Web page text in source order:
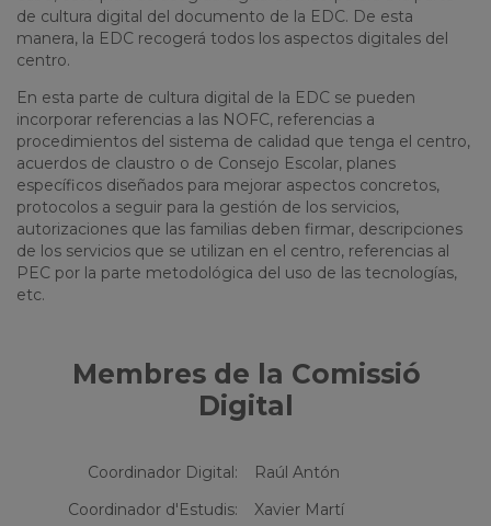
de cultura digital del documento de la EDC. De esta
manera, la EDC recogerá todos los aspectos digitales del
centro.
En esta parte de cultura digital de la EDC se pueden
incorporar referencias a las NOFC, referencias a
procedimientos del sistema de calidad que tenga el centro,
acuerdos de claustro o de Consejo Escolar, planes
específicos diseñados para mejorar aspectos concretos,
protocolos a seguir para la gestión de los servicios,
autorizaciones que las familias deben firmar, descripciones
de los servicios que se utilizan en el centro, referencias al
PEC por la parte metodológica del uso de las tecnologías,
etc.
Membres de la Comissió
Digital
Coordinador Digital:
Raúl Antón
Coordinador d'Estudis:
Xavier Martí